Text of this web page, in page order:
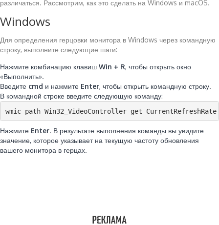
различаться. Рассмотрим, как это сделать на Windows и macOS.
Windows
Для определения герцовки монитора в Windows через командную
строку, выполните следующие шаги:
Нажмите комбинацию клавиш Win + R, чтобы открыть окно
«Выполнить».
Введите cmd и нажмите Enter, чтобы открыть командную строку.
В командной строке введите следующую команду:
wmic path Win32_VideoController get CurrentRefreshRate
Нажмите Enter. В результате выполнения команды вы увидите
значение, которое указывает на текущую частоту обновления
вашего монитора в герцах.